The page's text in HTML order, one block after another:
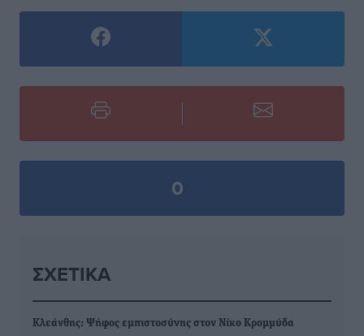
0
ΣΧΕΤΙΚΆ
Κλεάνθης: Ψήφος εμπιστοσύνης στον Νίκο Κρομμύδα